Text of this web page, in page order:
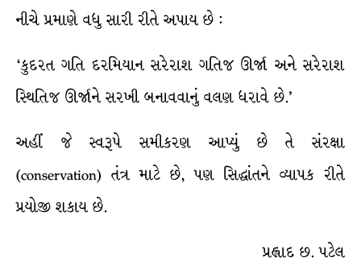
નીચે પ્રમાણે વધુ સારી રીતે અપાય છે :
‘કુદરત ગતિ દરમિયાન સરેરાશ ગતિજ ઊર્જા અને સરેરાશ
સ્થિતિજ ઊર્જાને સરખી બનાવવાનું વલણ ધરાવે છે.’
અહીં જે સ્વરૂપે સમીકરણ આપ્યું છે તે સંરક્ષા
(conservation) તંત્ર માટે છે, પણ સિદ્ધાંતને વ્યાપક રીતે
પ્રયોજી શકાય છે.
પ્રહ્લાદ છ. પટેલ